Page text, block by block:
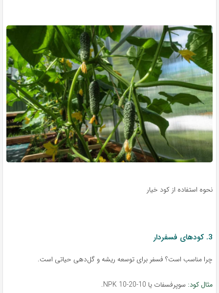
نحوه استفاده از کود خیار
3. کودهای فسفر‌دار
چرا مناسب است؟ فسفر برای توسعه ریشه و گل‌دهی حیاتی است.
مثال کود: سوپرفسفات یا NPK 10-20-10.